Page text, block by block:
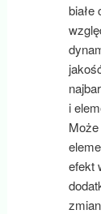
białe
i
efekt